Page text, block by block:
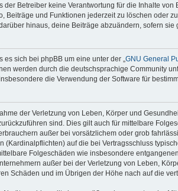
der Betreiber keine Verantwortung für die Inhalte
Beiträge und Funktionen jederzeit zu löschen oder zu
hinaus, deine Beiträge abzuändern, sofern
es sich bei phpBB um eine unter der „GNU General
werden durch die deutschsprachige Community
die Verwendung der Software für
der Verletzung von Leben, Körper und
sind. Dies gilt auch für mittelbare
außer bei vorsätzlichem oder grob
(Kardinalpflichten) auf die bei Vertragsschluss
Folgeschäden wie insbesondere
außer bei der Verletzung von Leben,
Schäden und im Übrigen der Höhe nach auf die